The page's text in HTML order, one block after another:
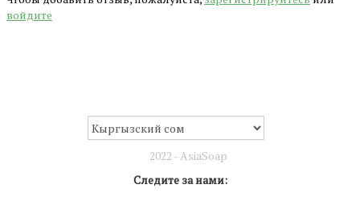
войдите
2022 - AsiaSoap
Следите за нами: